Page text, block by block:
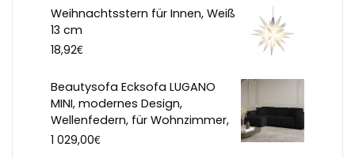
Weihnachtsstern für Innen, Weiß
13 cm
18,92€
Beautysofa Ecksofa LUGANO
MINI, modernes Design,
Wellenfedern, für Wohnzimmer,
1 029,00€